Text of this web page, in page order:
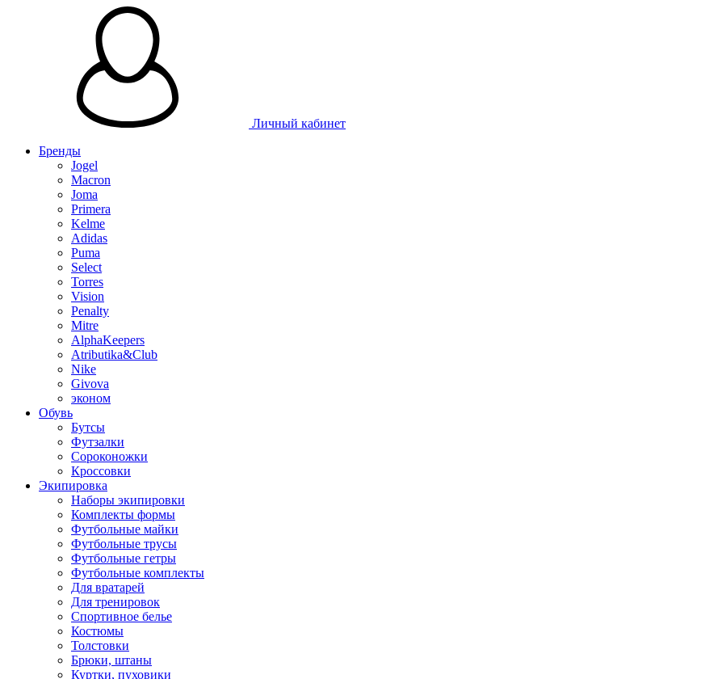
Личный кабинет
Бренды
Jogel
Macron
Joma
Primera
Kelme
Adidas
Puma
Select
Torres
Vision
Penalty
Mitre
AlphaKeepers
Atributika&Club
Nike
Givova
эконом
Обувь
Бутсы
Футзалки
Сороконожки
Кроссовки
Экипировка
Наборы экипировки
Комплекты формы
Футбольные майки
Футбольные трусы
Футбольные гетры
Футбольные комплекты
Для вратарей
Для тренировок
Спортивное белье
Костюмы
Толстовки
Брюки, штаны
Куртки, пуховики